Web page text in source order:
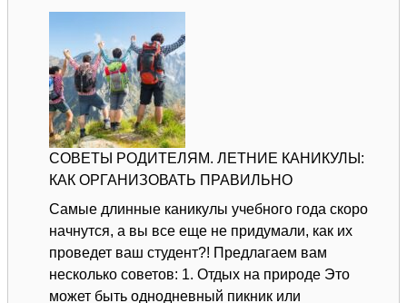
адаптации
первокурсников
СОВЕТЫ РОДИТЕЛЯМ. ЛЕТНИЕ КАНИКУЛЫ:
КАК ОРГАНИЗОВАТЬ ПРАВИЛЬНО
Самые длинные каникулы учебного года скоро
начнутся, а вы все еще не придумали, как их
проведет ваш студент?! Предлагаем вам
несколько советов: 1. Отдых на природе Это
может быть однодневный пикник или